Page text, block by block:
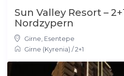
Sun Valley Resort –
Nordzypern
Girne Esentepe
Girne (Kyrenia) /2+1